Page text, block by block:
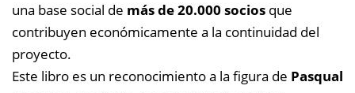
una base social de más de 20.000 socios que
contribuyen económicamente a la continuidad del
proyecto.
Este libro es un reconocimiento a la figura de Pasqual